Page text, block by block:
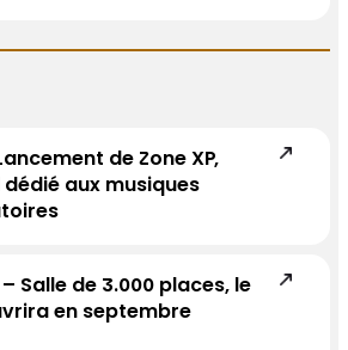
de Zone XP,
aux musiques
Salle de 3.000 places, le
en septembre